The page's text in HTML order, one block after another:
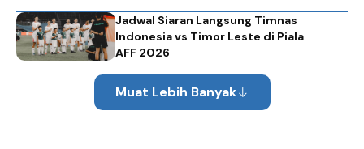
Jadwal Siaran Langsung Timnas
Indonesia vs Timor Leste di Piala
AFF 2026
Muat Lebih Banyak